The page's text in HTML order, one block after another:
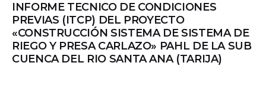
INFORME TECNICO DE CONDICIONES
PREVIAS (ITCP) DEL PROYECTO
«CONSTRUCCIÓN SISTEMA DE SISTEMA DE
RIEGO Y PRESA CARLAZO» PAHL DE LA SUB
CUENCA DEL RIO SANTA ANA (TARIJA)